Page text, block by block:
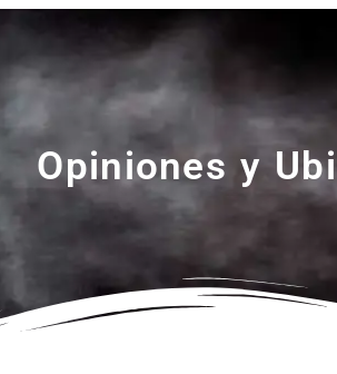
Opiniones y